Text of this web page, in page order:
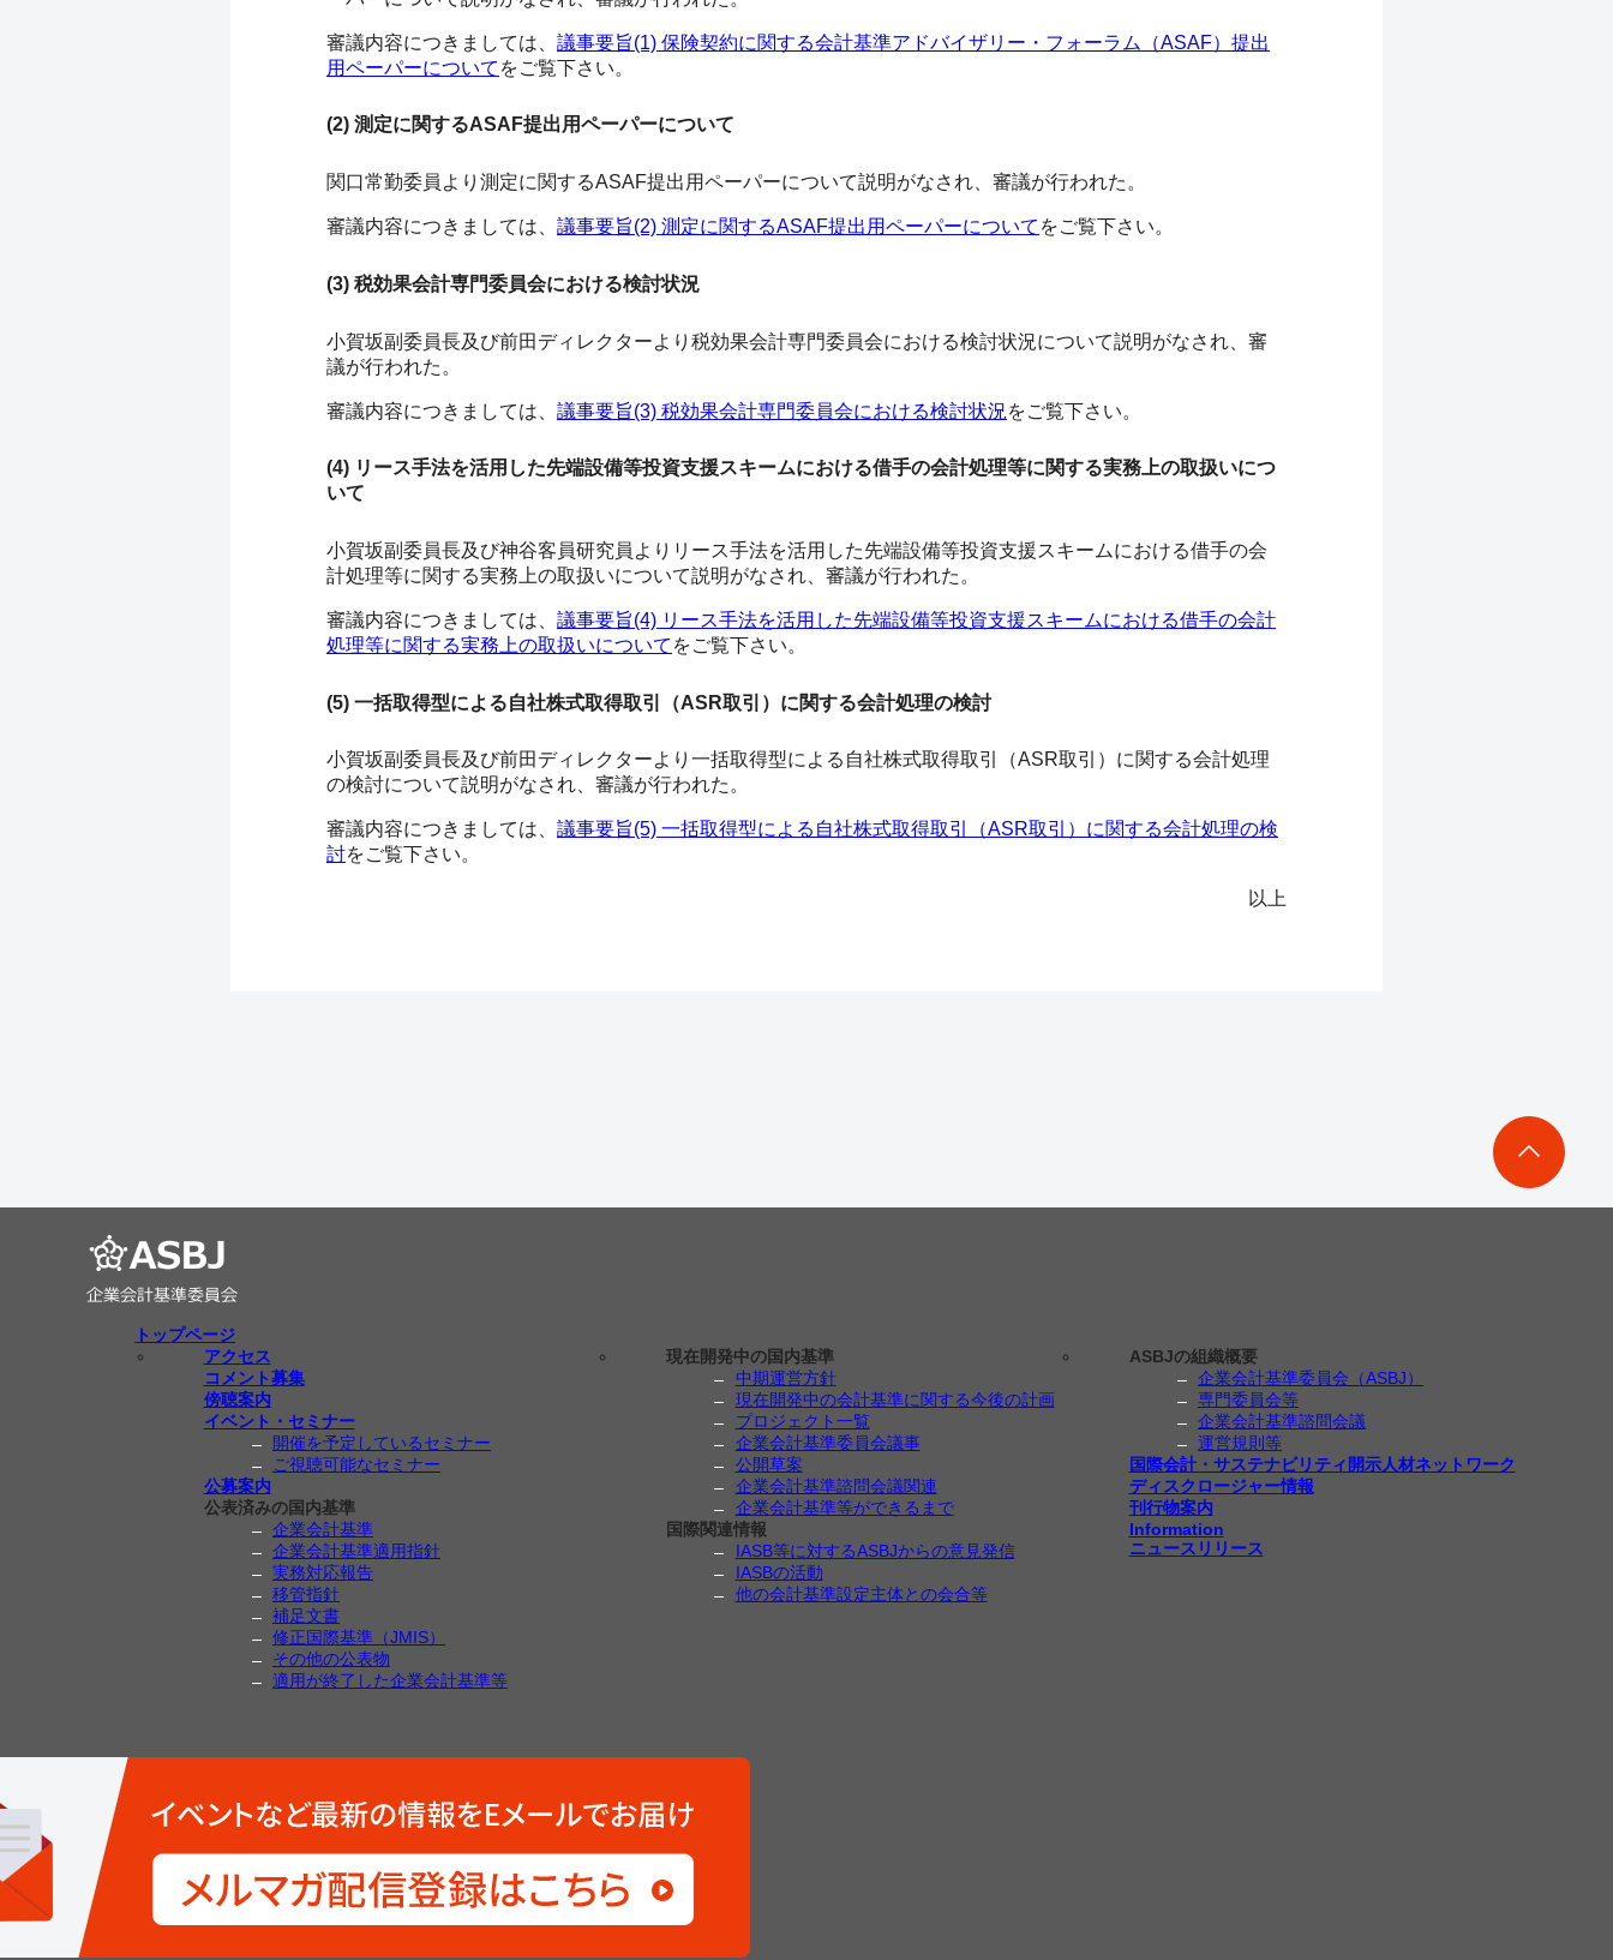
審議内容につきましては、 議事要旨(1) 保険契約に関する会計基準アドバイザリー・フォーラム（ASAF）提出
用ペーパーについて をご覧下さい。
(2) 測定に関するASAF提出用ペーパーについて
関口常勤委員より測定に関するASAF提出用ペーパーについて説明がなされ、審議が行われた。
審議内容につきましては、 議事要旨(2) 測定に関するASAF提出用ペーパーについて をご覧下さい。
(3) 税効果会計専門委員会における検討状況
小賀坂副委員長及び前田ディレクターより税効果会計専門委員会における検討状況について説明がなされ、審
議が行われた。
審議内容につきましては、 議事要旨(3) 税効果会計専門委員会における検討状況をご覧下さい。
(4) リース手法を活用した先端設備等投資支援スキームにおける借手の会計処理等に関する実務上の取扱いにつ
いて
小賀坂副委員長及び神谷客員研究員よりリース手法を活用した先端設備等投資支援スキームにおける借手の会
計処理等に関する実務上の取扱いについて説明がなされ、審議が行われた。
審議内容につきましては、 議事要旨(4) リース手法を活用した先端設備等投資支援スキームにおける借手の会計
処理等に関する実務上の取扱いについて をご覧下さい。
(5) 一括取得型による自社株式取得取引（ASR取引）に関する会計処理の検討
小賀坂副委員長及び前田ディレクターより一括取得型による自社株式取得取引（ASR取引）に関する会計処理
の検討について説明がなされ、審議が行われた。
審議内容につきましては、 議事要旨(5) 一括取得型による自社株式取得取引（ASR取引）に関する会計処理の検
討をご覧下さい。
以上
トップページ
アクセス
コメント募集
傍聴案内
イベント・セミナー
開催を予定しているセミナー
ご視聴可能なセミナー
公募案内
公表済みの国内基準
企業会計基準
企業会計基準適用指針
実務対応報告
移管指針
補足文書
修正国際基準（JMIS）
その他の公表物
適用が終了した企業会計基準等
現在開発中の国内基準
中期運営方針
現在開発中の会計基準に関する今後の計画
プロジェクト一覧
企業会計基準委員会議事
公開草案
企業会計基準諮問会議関連
企業会計基準等ができるまで
国際関連情報
IASB等に対するASBJからの意見発信
IASBの活動
他の会計基準設定主体との会合等
ASBJの組織概要
企業会計基準委員会（ASBJ）
専門委員会等
企業会計基準諮問会議
運営規則等
国際会計・サステナビリティ開示人材ネットワーク
ディスクロージャー情報
刊行物案内
Information
ニュースリリース